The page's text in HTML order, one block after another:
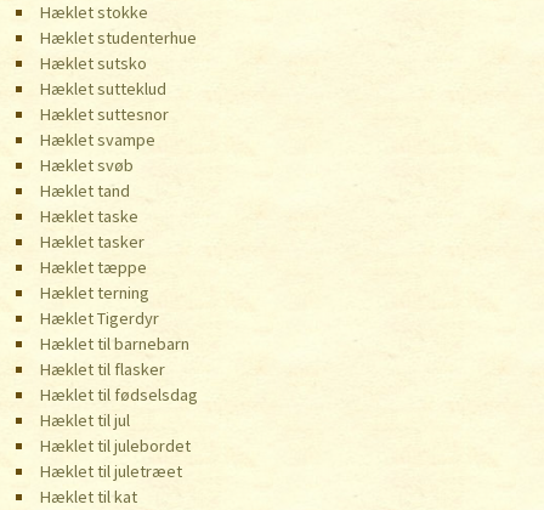
Hæklet stokke
Hæklet studenterhue
Hæklet sutsko
Hæklet sutteklud
Hæklet suttesnor
Hæklet svampe
Hæklet svøb
Hæklet tand
Hæklet taske
Hæklet tasker
Hæklet tæppe
Hæklet terning
Hæklet Tigerdyr
Hæklet til barnebarn
Hæklet til flasker
Hæklet til fødselsdag
Hæklet til jul
Hæklet til julebordet
Hæklet til juletræet
Hæklet til kat